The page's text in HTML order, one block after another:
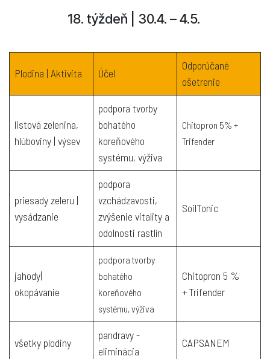
18. týždeň | 30.4. – 4.5. ​
Plodina | Aktivita Účel
Odporúčané
ošetrenie
listová zelenina,
hlúboviny | výsev
podpora tvorby
bohatého
koreňového
systému, výživa
Chitopron 5% +
Trifender
priesady zeleru |
vysádzanie
podpora
vzchádzavosti,
zvýšenie vitality a
odolnosti rastlín
SoilTonic
jahody|
okopávanie
podpora tvorby
bohatého
koreňového
systému, výživa
Chitopron 5 %
+ Trifender
všetky plodiny
pandravy -
eliminácia
CAPSANEM